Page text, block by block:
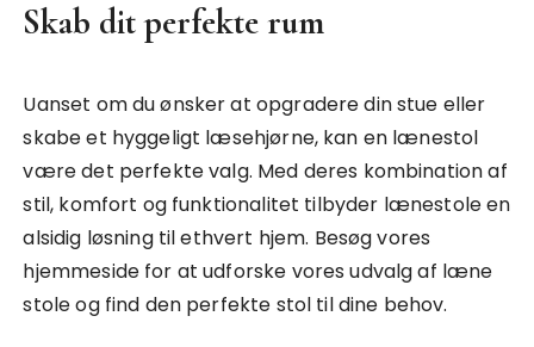
Skab dit perfekte rum
Uanset om du ønsker at opgradere din stue eller
skabe et hyggeligt læsehjørne, kan en lænestol
være det perfekte valg. Med deres kombination af
stil, komfort og funktionalitet tilbyder lænestole en
alsidig løsning til ethvert hjem. Besøg vores
hjemmeside for at udforske vores udvalg af læne
stole og find den perfekte stol til dine behov.